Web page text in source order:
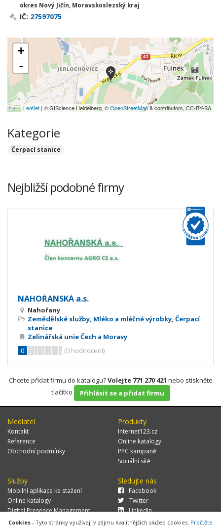
okres Nový Jičín, Moravskoslezský kraj
IČ: 27597075
+
-
Leaflet | © GIScience Heidelberg, ©OpenStreetMap& contributors, CC-BY-SA
Kategorie
Čerpací stanice
Nejbližší podobné firmy
NAHOŘANSKÁ a.s.
Nahořany
Zemědělské služby, Mléko a mléčné výrobky, Čerpací
stanice
Zelinářská unie Čech a Moravy
0
(0 hodnocení)
Chcete přidat firmu do katalogu?Volejte 771 270 421 nebo stiskněte
tlačítko
Přihlásit se a přidat firmu
Mediatel
Kontakt
Reference
Obchodní podmínky
Produkty
Internet123.cz
Online katalogy
PPC kampaně
Sociální sítě
Služby
Mobilní aplikace ke stažení
Online katalogy
Digital Presence Management
Více zákazníků
Sledujte nás
Facebook
Twitter
LinkedIn
Cookies - Tyto stránky využívají v zájmu kvalitnějších služeb cookies. Pročtěte